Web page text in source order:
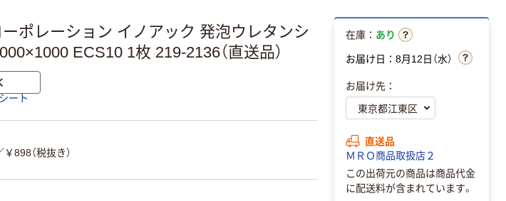
ポレーション イノアック 発泡ウレタンシ
ECS10 1枚 219-2136（直送品）
シート
￥898（税抜き）
在庫： あり
お届け日：8月12日（水）
お届け先：
直送品
ＭＲＯ商品取扱店２
この出荷元の商品は商品代金
に配送料が含まれています。